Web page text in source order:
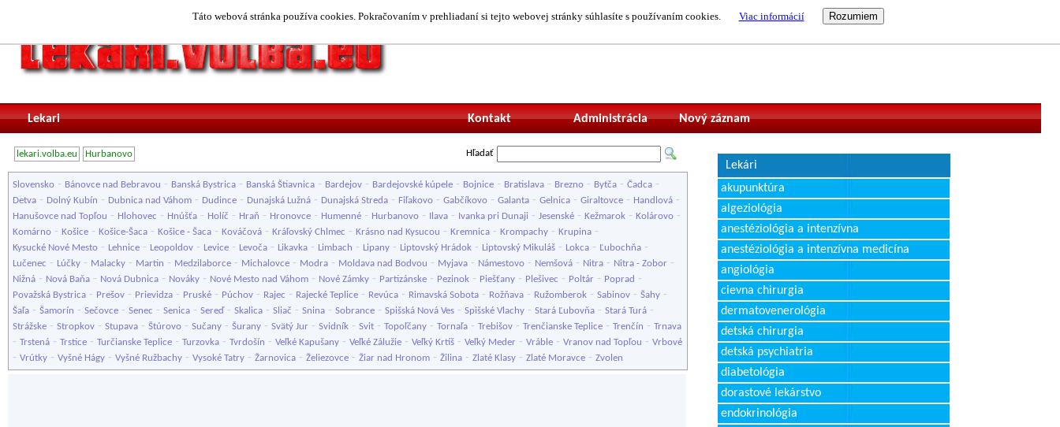
Táto webová stránka používa cookies. Pokračovaním v prehliadaní si tejto webovej stránky súhlasíte s používaním cookies. Viac informácií
Lekari Nový záznam
Administrácia
Kontakt
lekari.volba.eu Hurbanovo Hľadať
Slovensko - Bánovce nad Bebravou - Banská Bystrica - Banská Štiavnica - Bardejov - Bardejovské kúpele - Bojnice - Bratislava - Brezno - Bytča - Čadca -
Detva - Dolný Kubín - Dubnica nad Váhom - Dudince - Dunajská Lužná - Dunajská Streda - Fiľakovo - Gabčíkovo - Galanta - Gelnica - Giraltovce - Handlová -
Hanušovce nad Topľou - Hlohovec - Hnúšťa - Holíč - Hraň - Hronovce - Humenné - Hurbanovo - Ilava - Ivanka pri Dunaji - Jesenské - Kežmarok - Kolárovo -
Komárno - Košice - Košice-Šaca - Košice - Šaca - Kováčová - Kráľovský Chlmec - Krásno nad Kysucou - Kremnica - Krompachy - Krupina -
Kysucké Nové Mesto - Lehnice - Leopoldov - Levice - Levoča - Likavka - Limbach - Lipany - Liptovský Hrádok - Liptovský Mikuláš - Lokca - Ľubochňa -
Lučenec - Lúčky - Malacky - Martin - Medzilaborce - Michalovce - Modra - Moldava nad Bodvou - Myjava - Námestovo - Nemšová - Nitra - Nitra - Zobor -
Nižná - Nová Baňa - Nová Dubnica - Nováky - Nové Mesto nad Váhom - Nové Zámky - Partizánske - Pezinok - Piešťany - Plešivec - Poltár - Poprad -
Považská Bystrica - Prešov - Prievidza - Pruské - Púchov - Rajec - Rajecké Teplice - Revúca - Rimavská Sobota - Rožňava - Ružomberok - Sabinov - Šahy -
Šaľa - Šamorín - Sečovce - Senec - Senica - Sereď- Skalica - Sliač - Snina - Sobrance - Spišská Nová Ves - Spišské Vlachy - Stará Ľubovňa - Stará Turá -
Strážske - Stropkov - Stupava - Štúrovo - Sučany - Šurany - Svätý Jur - Svidník - Svit - Topoľčany - Tornaľa - Trebišov - Trenčianske Teplice - Trenčín - Trnava
- Trstená - Trstice - Turčianske Teplice - Turzovka - Tvrdošín - Veľké Kapušany - Veľké Zálužie - Veľký Krtíš - Veľký Meder - Vráble - Vranov nad Topľou - Vrbové
- Vrútky - Vyšné Hágy - Vyšné Ružbachy - Vysoké Tatry - Žarnovica - Želiezovce - Žiar nad Hronom - Žilina - Zlaté Klasy - Zlaté Moravce - Zvolen
Lekári
akupunktúra
algeziológia
anestéziológia a intenzívna
anestéziológia a intenzívna medicína
angiológia
cievna chirurgia
dermatovenerológia
detská chirurgia
detská psychiatria
diabetológia
dorastové lekárstvo
endokrinológia